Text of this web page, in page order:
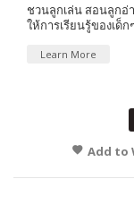
ชวนลูกเล่น สอนลูก
ให้การเรียนรู้ของเด็
Learn More
Add to